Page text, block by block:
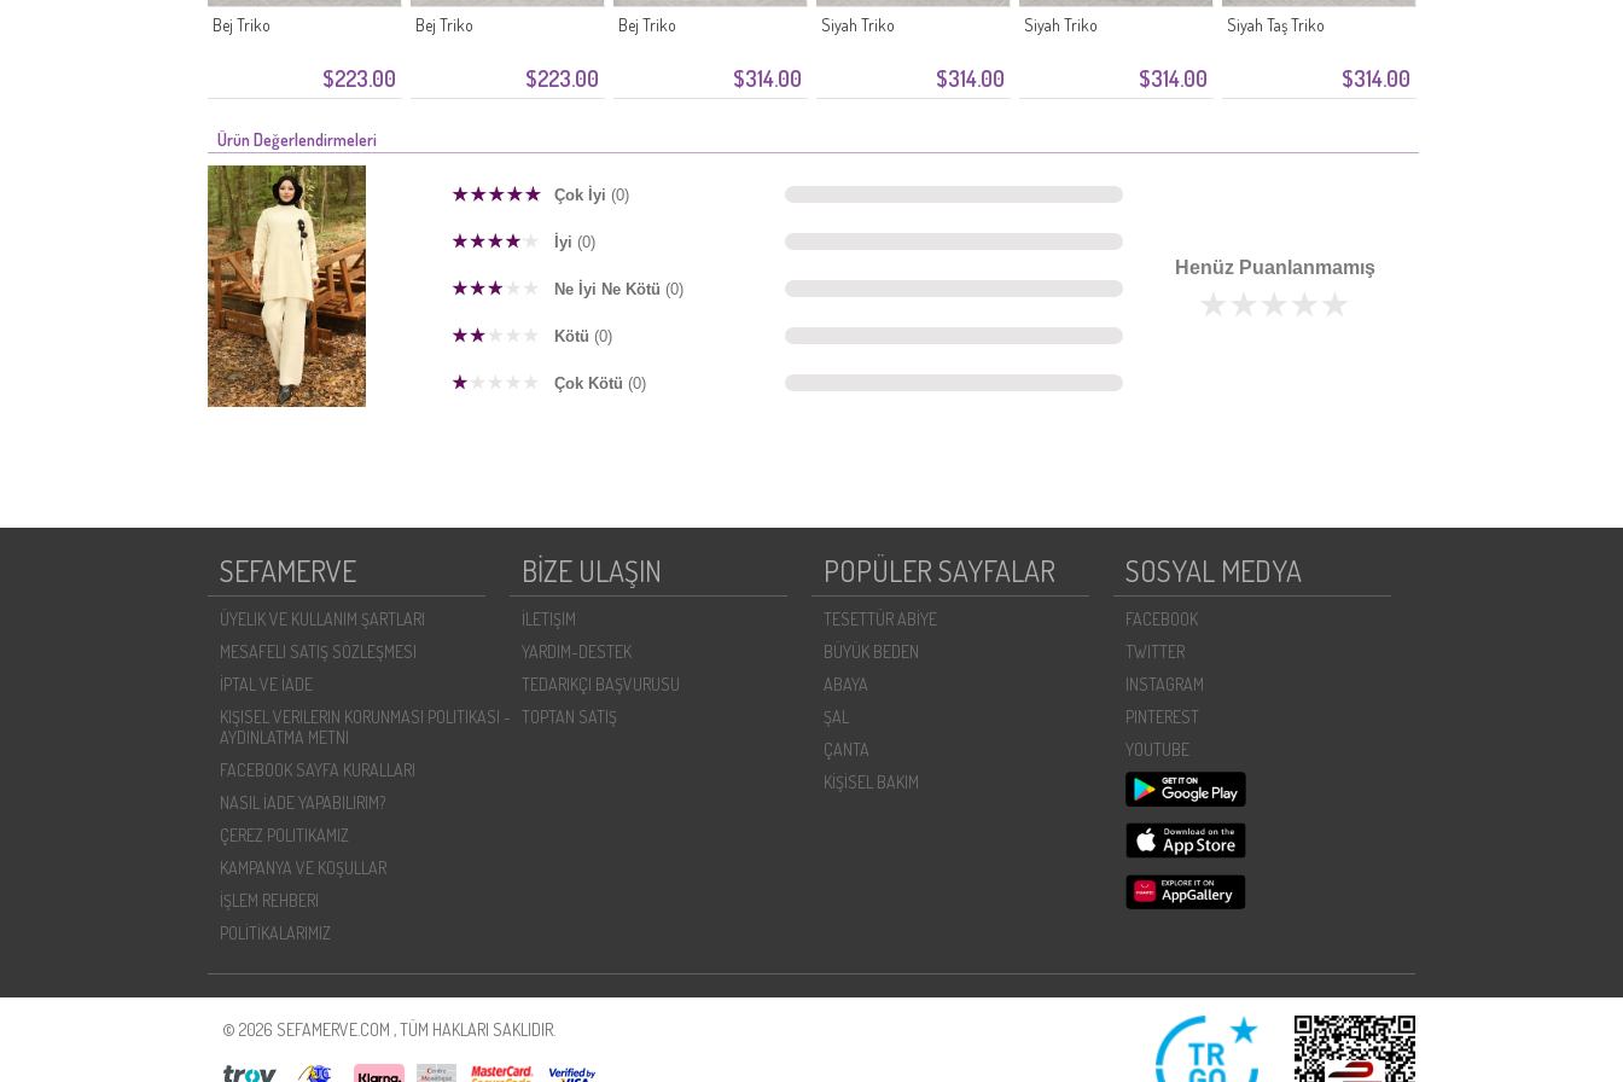
$223.00
Bej Triko
$223.00
Bej Triko
$314.00
Bej Triko
$314.00
Siyah Triko
$314.00
Siyah Triko
$314.00
Siyah Taş Triko
Ürün Değerlendirmeleri
Çok İyi (0)
İyi (0)
Ne İyi Ne Kötü (0)
Kötü (0)
Çok Kötü (0)
Henüz Puanlanmamış
SEFAMERVE
ÜYELIK VE KULLANIM ŞARTLARI
MESAFELI SATIŞ SÖZLEŞMESI
İPTAL VE İADE
KIŞISEL VERILERIN KORUNMASI POLITIKASI -
AYDINLATMA METNI
FACEBOOK SAYFA KURALLARI
NASIL İADE YAPABILIRIM?
ÇEREZ POLITIKAMIZ
KAMPANYA VE KOŞULLAR
İŞLEM REHBERI
POLİTİKALARIMIZ
BİZE ULAŞIN
İLETIŞIM
YARDIM-DESTEK
TEDARIKÇI BAŞVURUSU
TOPTAN SATIŞ
POPÜLER SAYFALAR
TESETTÜR ABİYE
BÜYÜK BEDEN
ABAYA
ŞAL
ÇANTA
KİŞİSEL BAKIM
SOSYAL MEDYA
FACEBOOK
TWITTER
INSTAGRAM
PINTEREST
YOUTUBE
© 2026 SEFAMERVE.COM , TÜM HAKLARI SAKLIDIR.